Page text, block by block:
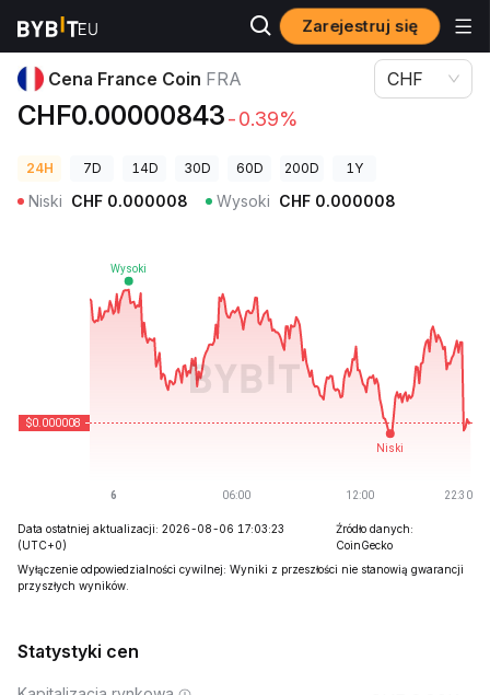
Zarejestruj się
Ceny kryptowalut Cena France Coin FRA
Cena France Coin FRA
CHF0.00000843-0.39%
CHF
24H 7D 14D 30D 60D 200D 1Y
Niski CHF 0.000008 Wysoki CHF 0.000008
Data ostatniej aktualizacji: 2026-08-06 17:03:23
(UTC+0)
Źródło danych:
CoinGecko
Wyłączenie odpowiedzialności cywilnej: Wyniki z przeszłości nie stanowią gwarancji
przyszłych wyników.
Statystyki cen